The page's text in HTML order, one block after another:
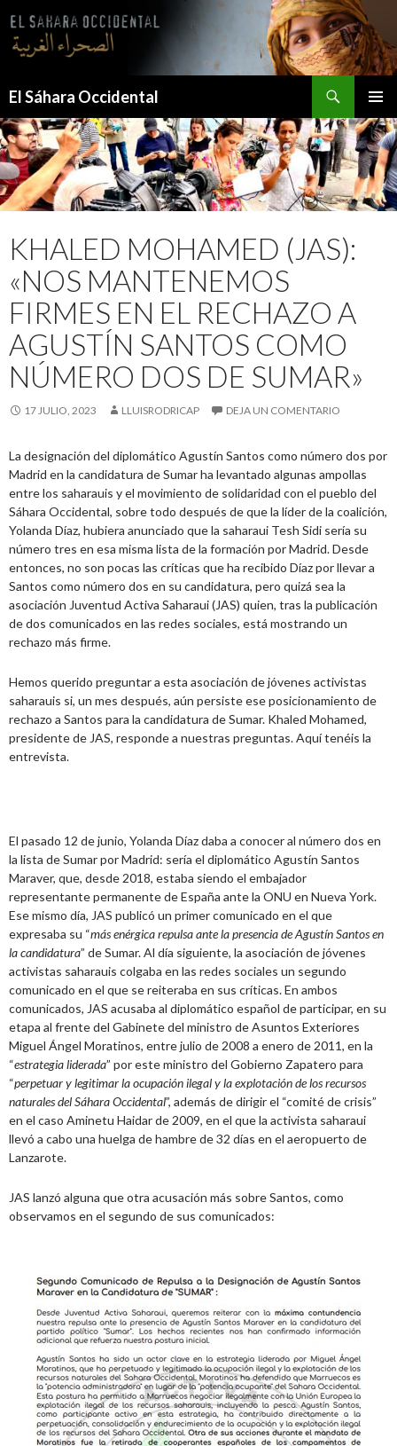
contenido
El Sáhara Occidental
MENÚ
KHALED MOHAMED (JAS):
«NOS MANTENEMOS
FIRMES EN EL RECHAZO A
AGUSTÍN SANTOS COMO
NÚMERO DOS DE SUMAR»
17 JULIO, 2023 LLUISRODRICAP DEJA UN COMENTARIO
La designación del diplomático Agustín Santos como número dos por
Madrid en la candidatura de Sumar ha levantado algunas ampollas
entre los saharauis y el movimiento de solidaridad con el pueblo del
Sáhara Occidental, sobre todo después de que la líder de la coalición,
Yolanda Díaz, hubiera anunciado que la saharaui Tesh Sidi sería su
número tres en esa misma lista de la formación por Madrid. Desde
entonces, no son pocas las críticas que ha recibido Díaz por llevar a
Santos como número dos en su candidatura, pero quizá sea la
asociación Juventud Activa Saharaui (JAS) quien, tras la publicación
de dos comunicados en las redes sociales, está mostrando un
rechazo más firme.
Hemos querido preguntar a esta asociación de jóvenes activistas
saharauis si, un mes después, aún persiste ese posicionamiento de
rechazo a Santos para la candidatura de Sumar. Khaled Mohamed,
presidente de JAS, responde a nuestras preguntas. Aquí tenéis la
entrevista.
El pasado 12 de junio, Yolanda Díaz daba a conocer al número dos en
la lista de Sumar por Madrid: sería el diplomático Agustín Santos
Maraver, que, desde 2018, estaba siendo el embajador
representante permanente de España ante la ONU en Nueva York.
Ese mismo día, JAS publicó un primer comunicado en el que
expresaba su “más enérgica repulsa ante la presencia de Agustín Santos en
la candidatura” de Sumar. Al día siguiente, la asociación de jóvenes
activistas saharauis colgaba en las redes sociales un segundo
comunicado en el que se reiteraba en sus críticas. En ambos
comunicados, JAS acusaba al diplomático español de participar, en su
etapa al frente del Gabinete del ministro de Asuntos Exteriores
Miguel Ángel Moratinos, entre julio de 2008 a enero de 2011, en la
“estrategia liderada” por este ministro del Gobierno Zapatero para
“perpetuar y legitimar la ocupación ilegal y la explotación de los recursos
naturales del Sáhara Occidental”, además de dirigir el “comité de crisis”
en el caso Aminetu Haidar de 2009, en el que la activista saharaui
llevó a cabo una huelga de hambre de 32 días en el aeropuerto de
Lanzarote.
JAS lanzó alguna que otra acusación más sobre Santos, como
observamos en el segundo de sus comunicados: